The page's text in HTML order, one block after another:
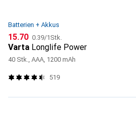
Batterien + Akkus
CHF
15.70 CHF
0.39/1Stk.
Varta Longlife Power
40 Stk., AAA, 1200 mAh
519